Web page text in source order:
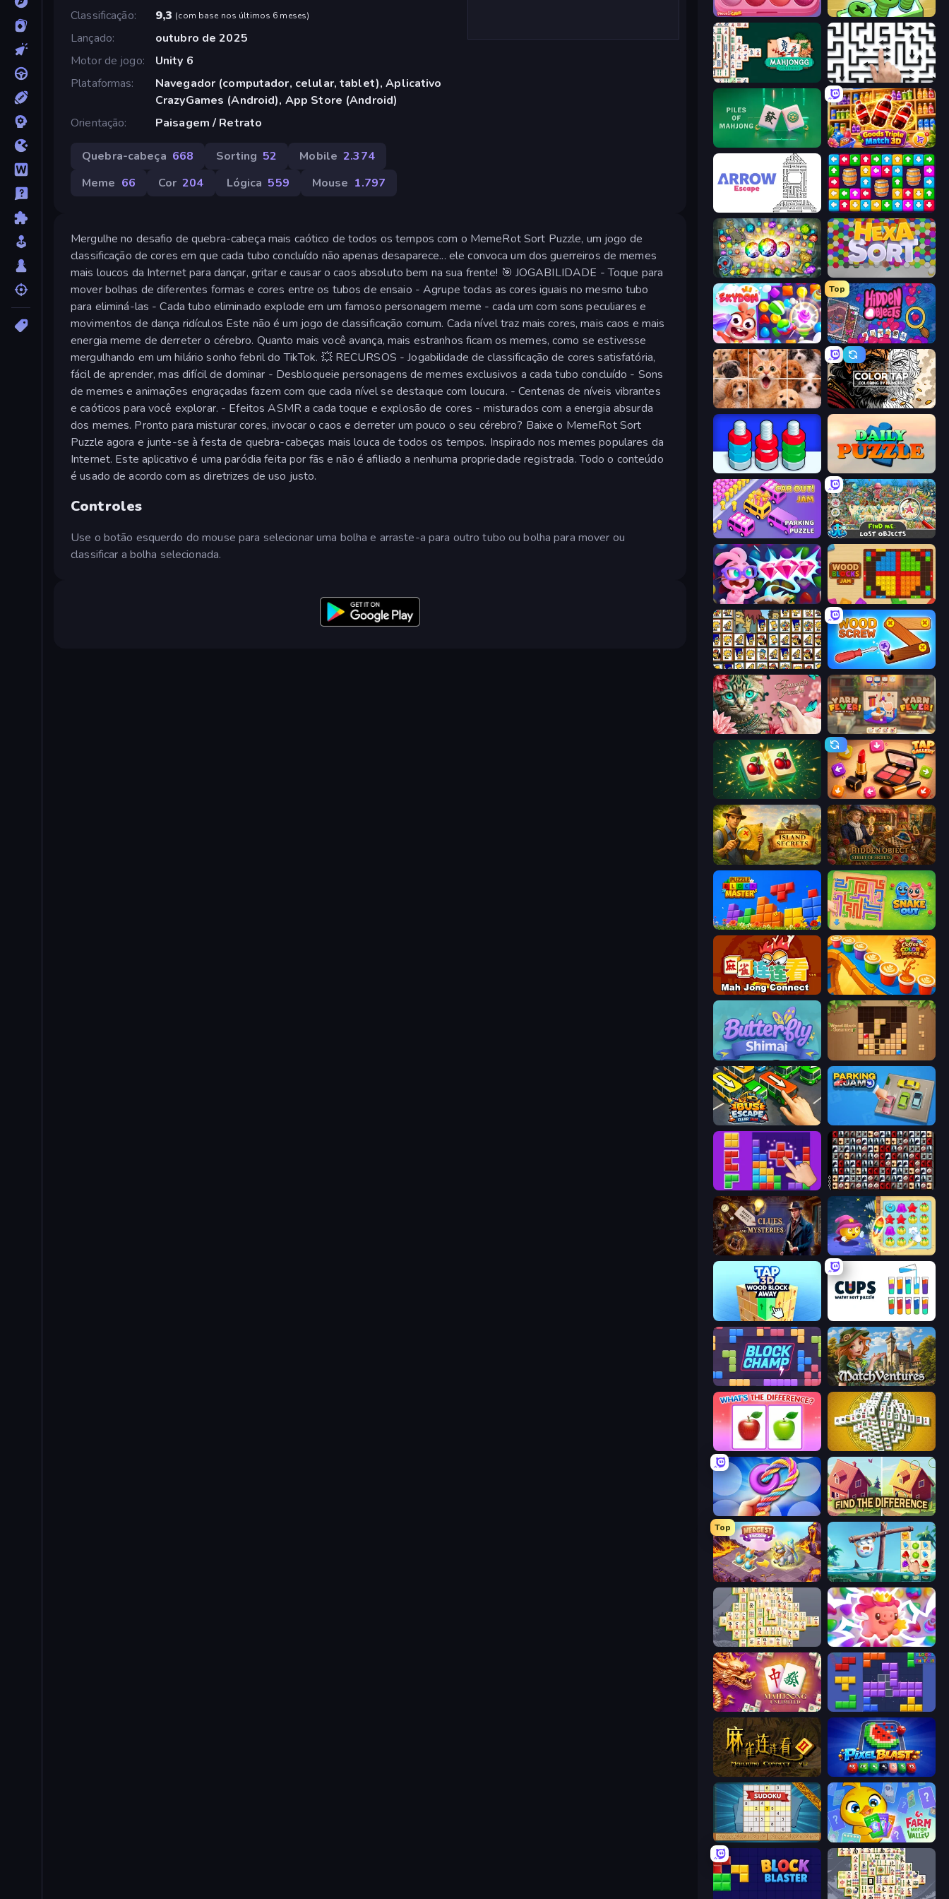
Classificação
9,3 (com base nos últimos 6 meses)
Lançado
outubro de 2025
Motor de jogo
Unity 6
Plataformas
Navegador (computador, celular, tablet), Aplicativo
CrazyGames (Android), App Store (Android)
Orientação
Paisagem / Retrato
Quebra-cabeça 668 Sorting 52 Mobile 2.374
Meme 66 Cor 204 Lógica 559 Mouse 1.797
Mergulhe no desafio de quebra-cabeça mais caótico de todos os tempos com o MemeRot Sort Puzzle, um jogo de
classificação de cores em que cada tubo concluído não apenas desaparece... ele convoca um dos guerreiros de memes
mais loucos da Internet para dançar, gritar e causar o caos absoluto bem na sua frente! 🎯 JOGABILIDADE - Toque para
mover bolhas de diferentes formas e cores entre os tubos de ensaio - Agrupe todas as cores iguais no mesmo tubo
para eliminá-las - Cada tubo eliminado explode em um famoso personagem meme - cada um com sons peculiares e
movimentos de dança ridículos Este não é um jogo de classificação comum. Cada nível traz mais cores, mais caos e mais
energia meme de derreter o cérebro. Quanto mais você avança, mais estranhos ficam os memes, como se estivesse
mergulhando em um hilário sonho febril do TikTok. 💥 RECURSOS - Jogabilidade de classificação de cores satisfatória,
fácil de aprender, mas difícil de dominar - Desbloqueie personagens de memes exclusivos a cada tubo concluído - Sons
de memes e animações engraçadas fazem com que cada nível se destaque com loucura. - Centenas de níveis vibrantes
e caóticos para você explorar. - Efeitos ASMR a cada toque e explosão de cores - misturados com a energia absurda
dos memes. Pronto para misturar cores, invocar o caos e derreter um pouco o seu cérebro? Baixe o MemeRot Sort
Puzzle agora e junte-se à festa de quebra-cabeças mais louca de todos os tempos. Inspirado nos memes populares da
Internet. Este aplicativo é uma paródia feita por fãs e não é afiliado a nenhuma propriedade registrada. Todo o conteúdo
é usado de acordo com as diretrizes de uso justo.
Controles
Use o botão esquerdo do mouse para selecionar uma bolha e arraste-a para outro tubo ou bolha para mover ou
classificar a bolha selecionada.
Piece of Cake: Merge and Bake Screw Out: Bolts and Nuts
Mahjongg Solitaire Arrow Escape: Puzzle
Piles of Mahjong Goods Triple Match 3D
Arrow Escape Tap Away Story
Forgotten Treasure 2
Skydom
Top
Hidden Objects
Jigpic Solitaire Color Tap: Coloring by Numbers
Car OUT! Jam Parking Puzzle Find Me: Lost Objects
Skydom: Reforged Wood Blocks Jam
Tiles of the Simpsons Wood Screw: Bolts Puzzle
Favorite Puzzles Yarn Fever! Unravel Puzzle
Mahjong Puzzle: Tile Match Tap Gallery
Hidden Objects: Island Secrets Hidden Object: Street Of Secrets
Puzzle Block Master Snake Out: Maze Escape
Mahjong Connect (Legacy) Coffee Color Blocks
Butterfly Shimai Wood Block Journey
Bus Escape: Clear Jam
BlockBuster Puzzle War Mahjong
Hidden Object: Clues and Mysteries Candy Riddles
Cups - Water Sort Puzzle
Block Champ MatchVentures
What's The Difference? Mahjong Tower
Twisted Tangle Find The Difference
Top
Mergest Kingdom Sugar Heroes
Mahjong Online Match Arena
Mahjong Unlimited Blocks and that’s it
Mahjong Connect 2 (Legacy) Pixel Blast
Sudoku Online Farm Merge Valley